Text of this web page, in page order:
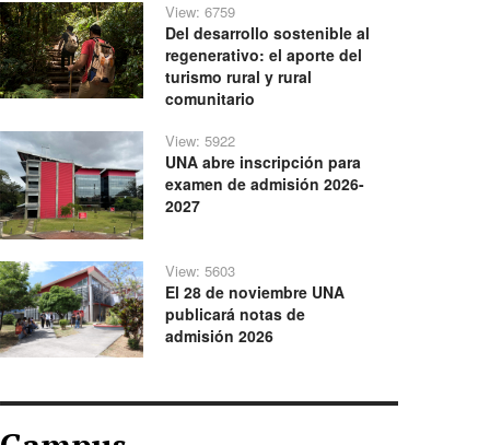
View: 6759
Del desarrollo sostenible al
regenerativo: el aporte del
turismo rural y rural
comunitario
View: 5922
UNA abre inscripción para
examen de admisión 2026-
2027
View: 5603
El 28 de noviembre UNA
publicará notas de
admisión 2026